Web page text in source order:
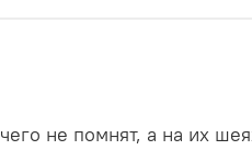
не помнят, а на их